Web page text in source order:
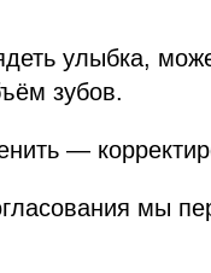
улыбка,
зубов.
—
мы